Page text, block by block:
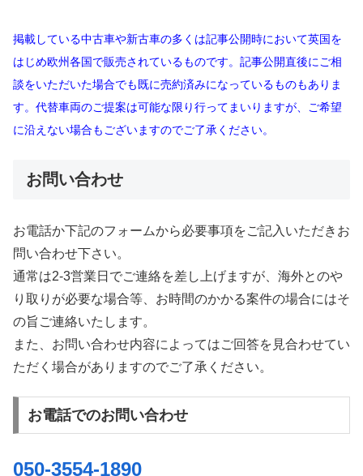
掲載している中古車や新古車の多くは記事公開時において英国を
はじめ欧州各国で販売されているものです。記事公開直後にご相
談をいただいた場合でも既に売約済みになっているものもありま
す。代替車両のご提案は可能な限り行ってまいりますが、ご希望
に沿えない場合もございますのでご了承ください。
お問い合わせ
お電話か下記のフォームから必要事項をご記入いただきお
問い合わせ下さい。
通常は2-3営業日でご連絡を差し上げますが、海外とのや
り取りが必要な場合等、お時間のかかる案件の場合にはそ
の旨ご連絡いたします。
また、お問い合わせ内容によってはご回答を見合わせてい
ただく場合がありますのでご了承ください。
お電話でのお問い合わせ
050-3554-1890